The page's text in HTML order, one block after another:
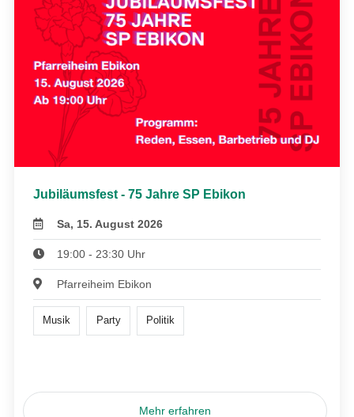
Jubiläumsfest - 75 Jahre SP Ebikon
Sa, 15. August 2026
19:00 - 23:30 Uhr
Pfarreiheim Ebikon
Musik Party Politik
Mehr erfahren